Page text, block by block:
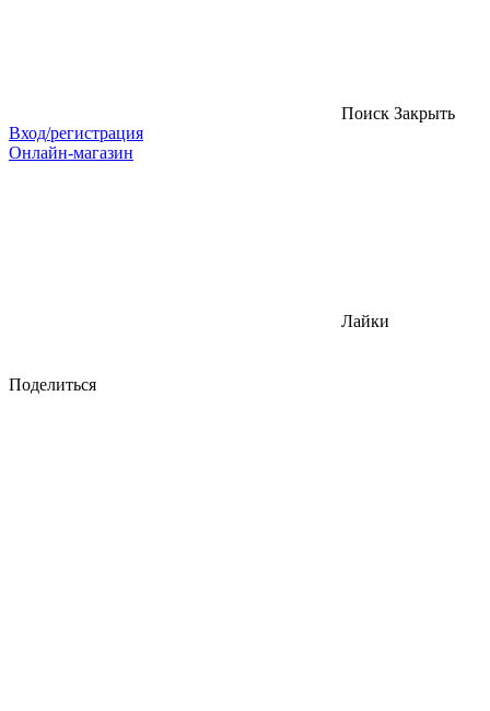
Поиск Закрыть
Вход/регистрация
Онлайн-магазин
Лайки
Поделиться